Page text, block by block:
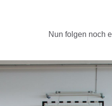
Nun folgen noch